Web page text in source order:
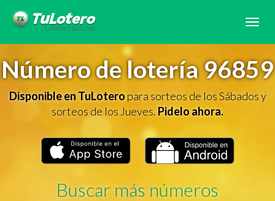
Número de lotería 96859
Disponible en TuLoteropara sorteos de los Sábados y
sorteos de los Jueves.Pidelo ahora.
Buscar más números